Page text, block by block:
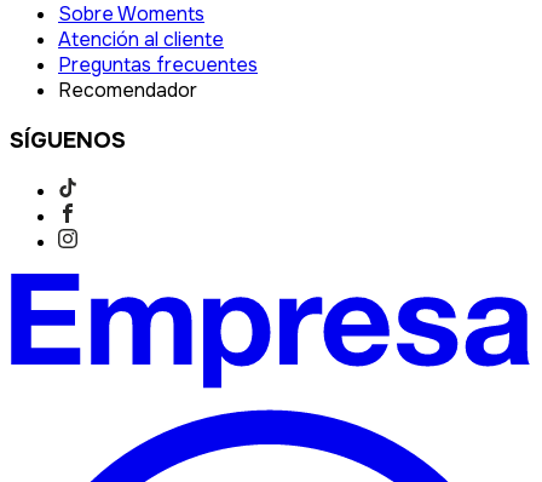
Sobre Woments
Atención al cliente
Preguntas frecuentes
Recomendador
SÍGUENOS